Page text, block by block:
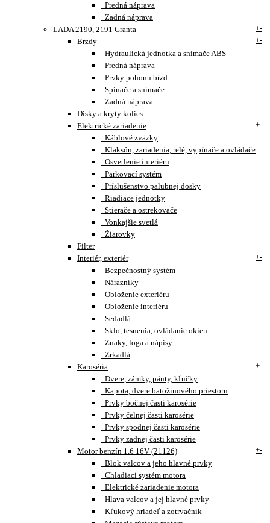
Predná náprava
Zadná náprava
LADA 2190, 2191 Granta
+-
Brzdy
+-
Hydraulická jednotka a snímače ABS
Predná náprava
Prvky pohonu bŕzd
Spínače a snímače
Zadná náprava
Disky a kryty kolies
Elektrické zariadenie
+-
Káblové zväzky
Klaksón, zariadenia, relé, vypínače a ovládače
Osvetlenie interiéru
Parkovací systém
Príslušenstvo palubnej dosky
Riadiace jednotky
Stierače a ostrekovače
Vonkajšie svetlá
Žiarovky
Filter
Interiér, exteriér
+-
Bezpečnostný systém
Nárazníky
Obloženie exteriéru
Obloženie interiéru
Sedadlá
Sklo, tesnenia, ovládanie okien
Znaky, loga a nápisy
Zrkadlá
Karoséria
+-
Dvere, zámky, pánty, kľučky
Kapota, dvere batožinového priestoru
Prvky bočnej časti karosérie
Prvky čelnej časti karosérie
Prvky spodnej časti karosérie
Prvky zadnej časti karosérie
Motor benzín 1.6 16V (21126)
+-
Blok valcov a jeho hlavné prvky
Chladiaci systém motora
Elektrické zariadenie motora
Hlava valcov a jej hlavné prvky
Kľukový hriadeľ a zotrvačník